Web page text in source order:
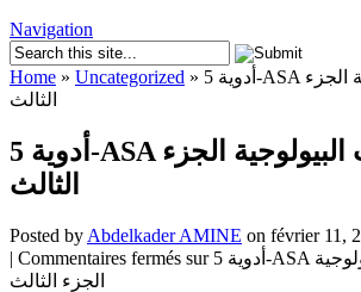
Navigation
Home » Uncategorized »
الثالث
أدوية 5-ASA و العلاجات البيولوجية الجزء
الثالث
Posted by Abdelkader AMINE on février 11,
| Commentaires fermés sur أدوية 5-ASA و العلاجات البيولوجية
الجزء الثالث